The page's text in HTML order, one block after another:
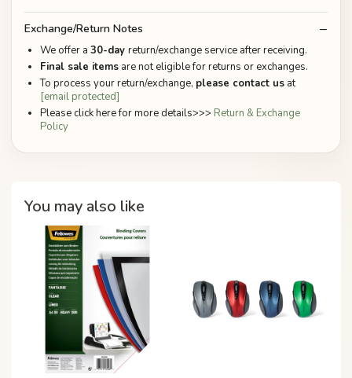
Exchange/Return Notes
We offer a 30-day return/exchange service after receiving.
Final sale items are not eligible for returns or exchanges.
To process your return/exchange, please contact us at
[email protected]
Please click here for more details>>> Return & Exchange
Policy
You may also like